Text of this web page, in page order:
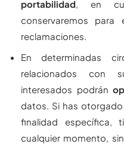
portabilidad, en
conservaremos
reclamaciones.
En determinadas
relacionados con
interesados podrán
datos. Si has
finalidad específica,
cualquier momento,